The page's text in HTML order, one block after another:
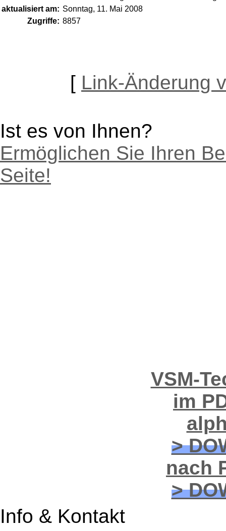
aktualisiert am: Sonntag, 11. Mai 2008
Zugriffe: 8857
[ Link-Änderung
Ist es von Ihnen?
Ermöglichen Sie Ihren
Seite!
VSM-
im
>
nach
>
Info & Kontakt